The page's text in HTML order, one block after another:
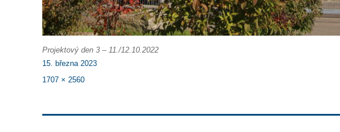
Projektový den 3 – 11./12.10.2022
Publikováno:
15. března 2023
Původní
1707 × 2560